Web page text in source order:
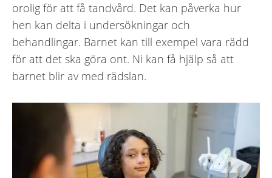
orolig för att få tandvård. Det kan påverka hur
hen kan delta i undersökningar och
behandlingar. Barnet kan till exempel vara rädd
för att det ska göra ont. Ni kan få hjälp så att
barnet blir av med rädslan.